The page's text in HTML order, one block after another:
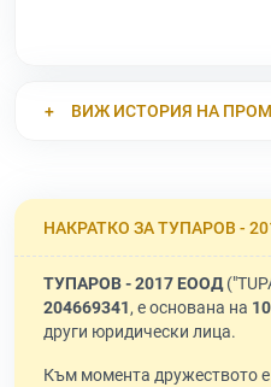
ВИЖ ИСТОРИЯ НА
НАКРАТКО ЗА ТУПАРОВ -
ТУПАРОВ - 2017 ЕООД
204669341, е основана на
други юридически лица.
Към момента дружеството е